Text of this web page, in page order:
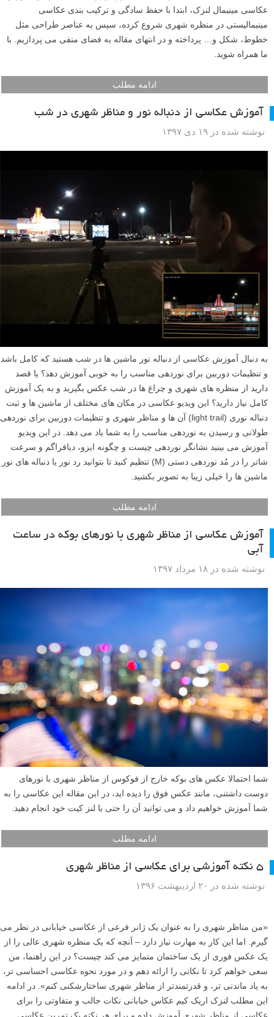
آموزش نکات عکاسی مینیمالیستی در یک محیط شهری
نوشته شده در ۲۰ بهمن ۱۳۹۸
مانند همه هنرهای تجسمی دیگر، مینیمالیسم نیز بر روی عناصر اصلی طراحی
بنا شده است؛ خط، شکل، رنگ، بافت، فرم، و ترکیب بندی. در این آموزش
عکاسی مینیمال لنزک، ابتدا با حفظ سادگی و ترکیب بندی عکاسی
مینیمالیستی در منظره شهری شروع کرده، سپس به عناصر طراحی مثل
خطوط، شکل و… پرداخته و در انتهای مقاله به فضای منفی می پردازیم. با
ما همراه شوید.
آموزش عکاسی از دنباله نور و مناظر شهری در شب
نوشته شده در ۱۹ دی ۱۳۹۷
به دنبال آموزش عکاسی از دنباله نور ماشین ها در شب هستید که کامل باشد
دارید از منظره های شهری و چراغ ها در شب عکس بگیرید و به یک آموزش
کامل نیاز دارید؟ این ویدیو عکاسی در مکان های مختلف از ماشین ها و ثبت
دنباله نوری (light trail) آن ها و مناظر شهری و تنظیمات دوربین برای نوردهی
طولانی و رسیدن به نوردهی مناسب را به شما یاد می دهد. در این ویدیو
آموزش می بینید نشانگر نوردهی چیست و چگونه ایزو، دیافراگم و سرعت
شاتر را در مُد نوردهی دستی (M) تنظیم کنید تا بتوانید رد نور یا دنباله های نور
ماشین ها را خیلی زیبا به تصویر بکشید.
ادامه مطلب
آموزش عکاسی از مناظر شهری با نورهای بوکه در ساعت
آبی